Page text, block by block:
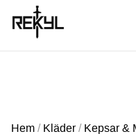
FULLT TRYCK I LEDNINGAR-
Hem/ Kläder/ Kepsar &